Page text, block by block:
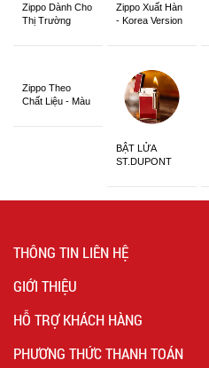
Zippo Dành Cho
Thị Trường
Zippo Xuất Hàn
- Korea Version
Zippo Theo
Chất Liệu - Màu
BẬT LỬA
ST.DUPONT
THÔNG TIN LIÊN HỆ
GIỚI THIỆU
HỖ TRỢ KHÁCH HÀNG
PHƯƠNG THỨC THANH TOÁN